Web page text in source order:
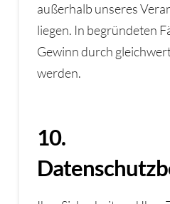
außerhalb unseres
liegen. In begründeten
Gewinn durch
werden.
10.